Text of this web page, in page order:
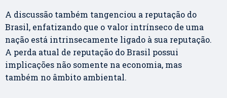
A discussão também tangenciou a reputação do
Brasil, enfatizando que o valor intrínseco de uma
nação está intrinsecamente ligado à sua reputação.
A perda atual de reputação do Brasil possui
implicações não somente na economia, mas
também no âmbito ambiental.